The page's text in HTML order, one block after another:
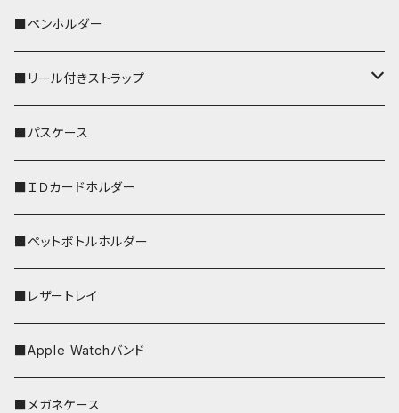
ペンギン
■ペンホルダー
■リール付きストラップ
リールのみ
ストラップ付
■パスケース
■ＩＤカードホルダー
■ペットボトルホルダー
■レザートレイ
■Apple Watchバンド
■メガネケース